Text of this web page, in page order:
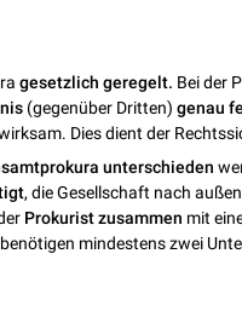
gesetzlich geregelt. Bei der
(gegenüber Dritten)genau
Dies dient der
unterschieden
, die Gesellschaft nach
Prokuristzusammen mit
mindestens zwei